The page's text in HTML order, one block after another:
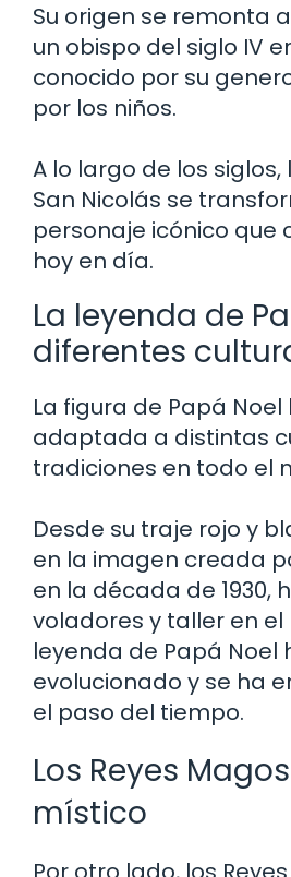
Su origen se remonta
un obispo del siglo IV
conocido por su
por los niños.
A lo largo de los
San Nicolás se
personaje icónico que
hoy en día.
La leyenda de
diferentes
La figura de Papá Noel
adaptada a distintas
tradiciones en todo el
Desde su traje rojo y
en la imagen creada
en la década de 1930,
voladores y taller en el
leyenda de Papá Noel
evolucionado y se ha
el paso del tiempo.
Los Reyes
místico